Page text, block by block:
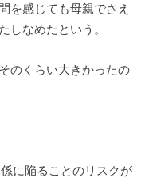
を感じても母親でさえ
しなめたという。
のくらい大きかったの
に陥ることのリスクが